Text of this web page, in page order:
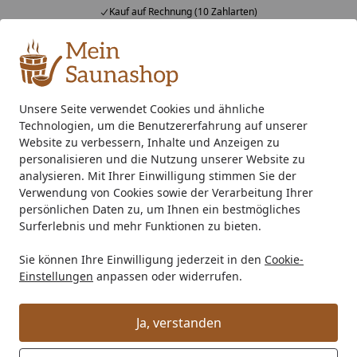
Unsere Seite verwendet Cookies und ähnliche
Technologien, um die Benutzererfahrung auf unserer
Website zu verbessern, Inhalte und Anzeigen zu
personalisieren und die Nutzung unserer Website zu
analysieren. Mit Ihrer Einwilligung stimmen Sie der
Verwendung von Cookies sowie der Verarbeitung Ihrer
persönlichen Daten zu, um Ihnen ein bestmögliches
Surferlebnis und mehr Funktionen zu bieten.
Sie können Ihre Einwilligung jederzeit in den Cookie-
Einstellungen anpassen oder widerrufen.
Ja, verstanden
Kauf auf Rechnung (10 Zahlarten)
Alle Produkte
Mein Konto
Suchen
Startseite
Zubehör Saunaausstattung Liegen & Bänke Karibu
Karibu Rückenlehne und
Bankblende Premium Set 3